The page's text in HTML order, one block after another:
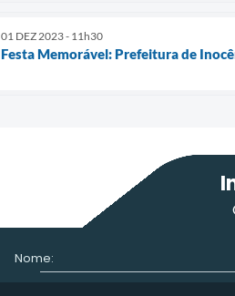
01 DEZ 2023 - 11h30
Festa Memorável: Prefeitura de
Nome: